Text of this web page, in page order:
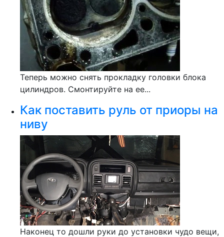
Теперь можно снять прокладку головки блока
цилиндров. Смонтируйте на ее...
Как поставить руль от приоры на
ниву
Наконец то дошли руки до установки чудо вещи,